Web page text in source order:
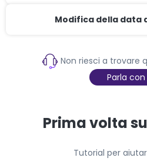
Modifica della data
Non riesci a trovare
Parla
Prima volta
Tutorial per